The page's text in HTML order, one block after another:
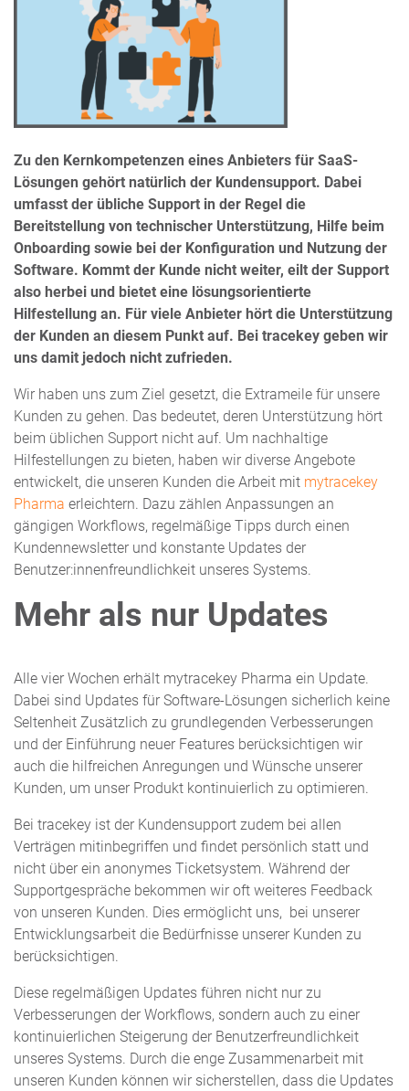
Zu den Kernkompetenzen eines Anbieters für SaaS-
Lösungen gehört natürlich der Kundensupport. Dabei
umfasst der übliche Support in der Regel die
Bereitstellung von technischer Unterstützung, Hilfe beim
Onboarding sowie bei der Konfiguration und Nutzung der
Software. Kommt der Kunde nicht weiter, eilt der Support
also herbei und bietet eine lösungsorientierte
Hilfestellung an. Für viele Anbieter hört die Unterstützung
der Kunden an diesem Punkt auf. Bei tracekey geben wir
uns damit jedoch nicht zufrieden.
Wir haben uns zum Ziel gesetzt, die Extrameile für unsere
Kunden zu gehen. Das bedeutet, deren Unterstützung hört
beim üblichen Support nicht auf. Um nachhaltige
Hilfestellungen zu bieten, haben wir diverse Angebote
entwickelt, die unseren Kunden die Arbeit mit mytracekey
Pharma erleichtern. Dazu zählen Anpassungen an
gängigen Workflows, regelmäßige Tipps durch einen
Kundennewsletter und konstante Updates der
Benutzer:innenfreundlichkeit unseres Systems.
Mehr als nur Updates
Alle vier Wochen erhält mytracekey Pharma ein Update.
Dabei sind Updates für Software-Lösungen sicherlich keine
Seltenheit Zusätzlich zu grundlegenden Verbesserungen
und der Einführung neuer Features berücksichtigen wir
auch die hilfreichen Anregungen und Wünsche unserer
Kunden, um unser Produkt kontinuierlich zu optimieren.
Bei tracekey ist der Kundensupport zudem bei allen
Verträgen mitinbegriffen und findet persönlich statt und
nicht über ein anonymes Ticketsystem. Während der
Supportgespräche bekommen wir oft weiteres Feedback
von unseren Kunden. Dies ermöglicht uns, bei unserer
Entwicklungsarbeit die Bedürfnisse unserer Kunden zu
berücksichtigen.
Diese regelmäßigen Updates führen nicht nur zu
Verbesserungen der Workflows, sondern auch zu einer
kontinuierlichen Steigerung der Benutzerfreundlichkeit
unseres Systems. Durch die enge Zusammenarbeit mit
unseren Kunden können wir sicherstellen, dass die Updates